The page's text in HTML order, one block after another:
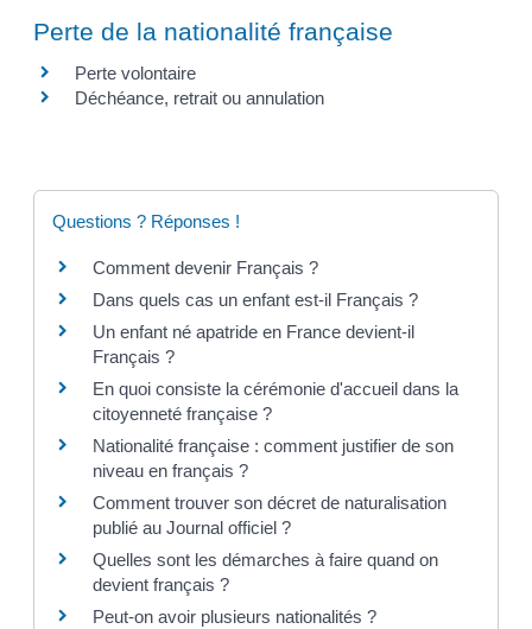
Perte de la nationalité française
Perte volontaire
Déchéance, retrait ou annulation
Questions ? Réponses !
Comment devenir Français ?
Dans quels cas un enfant est-il Français ?
Un enfant né apatride en France devient-il
Français ?
En quoi consiste la cérémonie d'accueil dans la
citoyenneté française ?
Nationalité française : comment justifier de son
niveau en français ?
Comment trouver son décret de naturalisation
publié au Journal officiel ?
Quelles sont les démarches à faire quand on
devient français ?
Peut-on avoir plusieurs nationalités ?